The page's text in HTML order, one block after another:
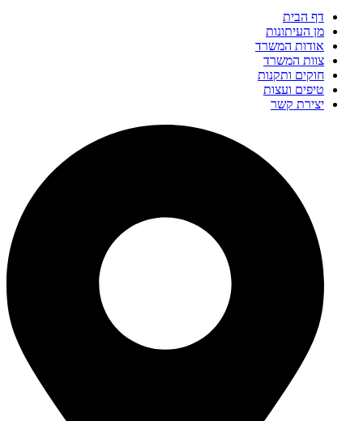
דף הבית
מן העיתונות
אודות המשרד
צוות המשרד
חוקים ותקנות
טיפים ועצות
יצירת קשר